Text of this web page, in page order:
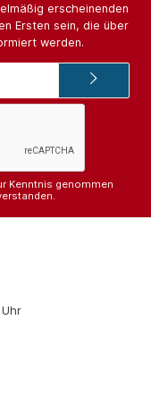
erscheinenden
Ersten sein, die über
werden.
Kenntnis genommen